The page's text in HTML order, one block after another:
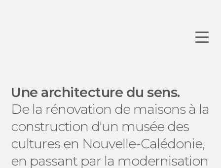
Une architecture du sens.
De la rénovation de maisons à la
construction d'un musée des
cultures en Nouvelle-Calédonie,
en passant par la modernisation